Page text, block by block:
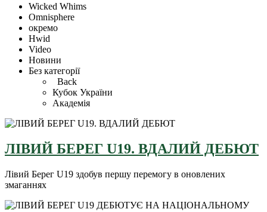
Wicked Whims
Omnisphere
окремо
Hwid
Video
Новини
Без категорії
Back
Кубок України
Академія
ЛІВИЙ БЕРЕГ U19. ВДАЛИЙ ДЕБЮТ
Лівий Берег U19 здобув першу перемогу в оновлених
змаганнях